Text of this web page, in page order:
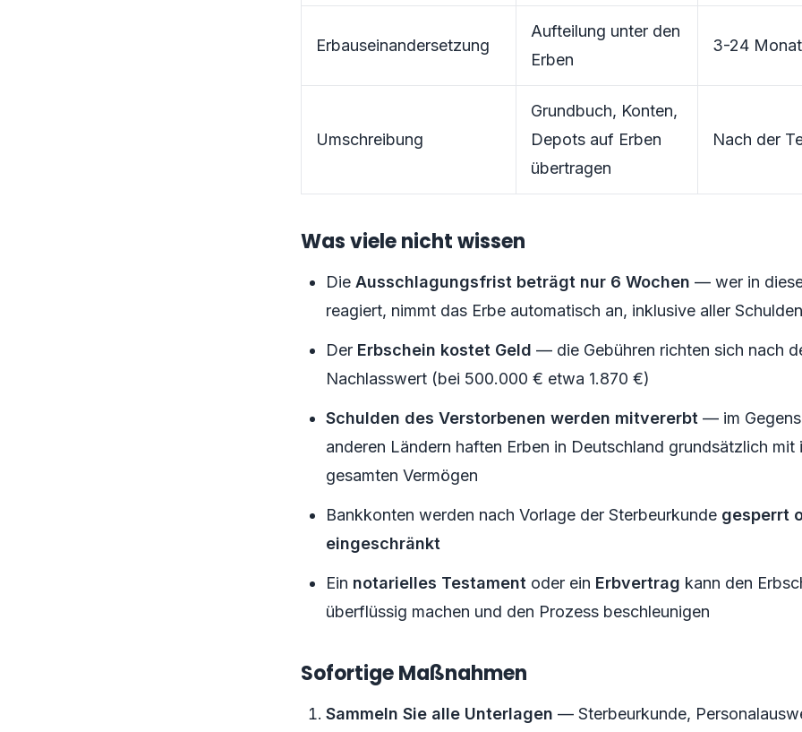
Erbauseinandersetzung
Aufteilung unter den
Erben
3-24
Umschreibung
Grundbuch, Konten,
Depots auf Erben
übertragen
Nach der
Was viele nicht wissen
Die Ausschlagungsfrist beträgt nur 6 Wochen — wer in
reagiert, nimmt das Erbe automatisch an, inklusive aller Schulden
Der Erbschein kostet Geld — die Gebühren richten sich nach
Nachlasswert (bei 500.000 € etwa 1.870 €)
Schulden des Verstorbenen werden mitvererbt — im
anderen Ländern haften Erben in Deutschland grundsätzlich mit
gesamten Vermögen
Bankkonten werden nach Vorlage der Sterbeurkunde gesperrt
eingeschränkt
Ein notarielles Testament oder ein Erbvertrag kann den
überflüssig machen und den Prozess beschleunigen
Sofortige Maßnahmen
Sammeln Sie alle Unterlagen — Sterbeurkunde,